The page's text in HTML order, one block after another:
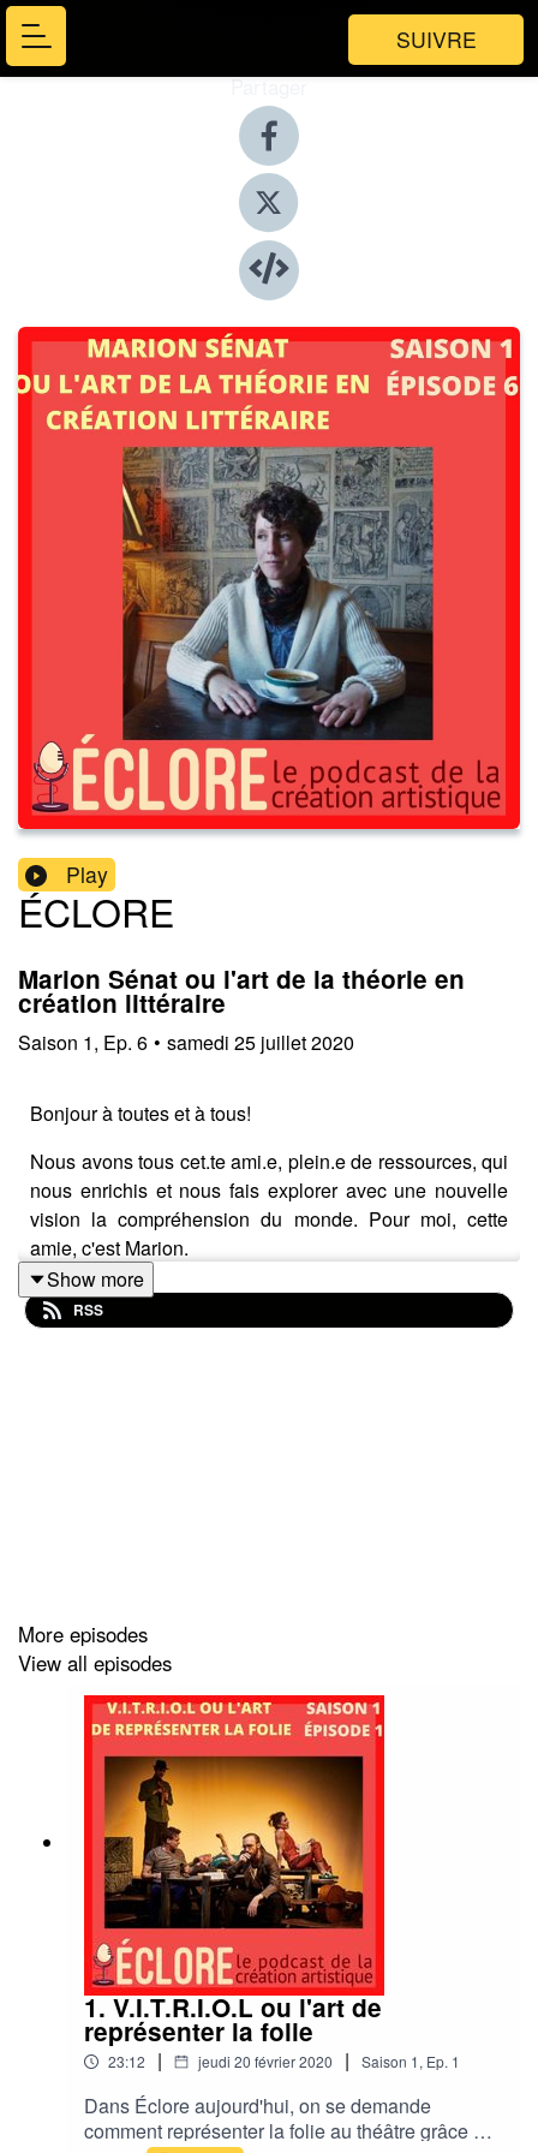
SUIVRE
Partager
Play
ÉCLORE
Marion Sénat ou l'art de la théorie en
création littéraire
Saison 1, Ep. 6 • samedi 25 juillet 2020
Bonjour à toutes et à tous!
Nous avons tous cet.te ami.e, plein.e de ressources, qui
nous enrichis et nous fais explorer avec une nouvelle
vision la compréhension du monde. Pour moi, cette
amie, c'est Marion.
Marion Sénat est chercheuse en création littéraire.
🎧Envie de vous abonner? C'est
Envie de me parler? "eclorepodcast@gmail.com"
Envie de me suivre?Instagram?
🏹 Envie de m'envoyer de l'amour? C'est 5 étoiles et
des commentaires sur Apple Podcast !
Show more
RSS
More episodes
View all episodes
1. V.I.T.R.I.O.L ou l'art de
représenter la folie
23:12 | jeudi 20 février 2020 | Saison 1, Ep. 1
Dans Éclore aujourd'hui, on se demande
comment représenter la folie au théâtre grâce au